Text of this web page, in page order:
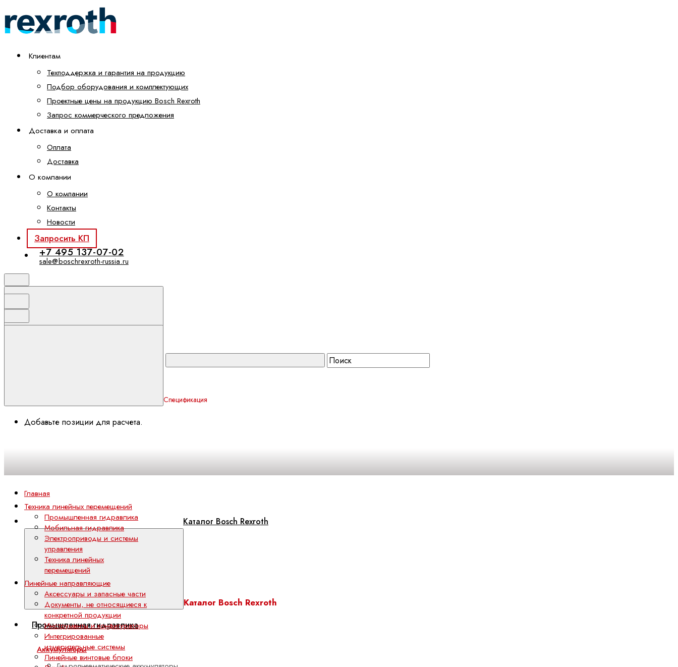
Клиентам
Техподдержка и гарантия на продукцию
Подбор оборудования и комплектующих
Проектные цены на продукцию Bosch Rexroth
Запрос коммерческого предложения
Доставка и оплата
Оплата
Доставка
О компании
О компании
Контакты
Новости
Запросить КП
+7 495 137-07-02
sale@boschrexroth-russia.ru
Спецификация
Добавьте позиции для расчета.
Каталог Bosch Rexroth
Каталог Bosch Rexroth
Промышленная гидравлика
Аккумуляторы
Главная
Техника линейных перемещений
Промышленная гидравлика
Мобильная гидравлика
Электроприводы и системы
управления
Техника линейных
перемещений
Линейные направляющие
Аксессуары и запасные части
Документы, не относящиеся к
конкретной продукции
Инструменты и конфигураторы
Интегрированные
измерительные системы
Линейные винтовые блоки